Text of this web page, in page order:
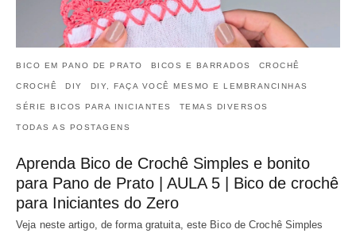
BICO EM PANO DE PRATO BICOS E BARRADOS CROCHÊ
CROCHÊ DIY DIY, FAÇA VOCÊ MESMO E LEMBRANCINHAS
SÉRIE BICOS PARA INICIANTES TEMAS DIVERSOS
TODAS AS POSTAGENS
Aprenda Bico de Crochê Simples e bonito
para Pano de Prato | AULA 5 | Bico de crochê
para Iniciantes do Zero
Veja neste artigo, de forma gratuita, este Bico de Crochê Simples